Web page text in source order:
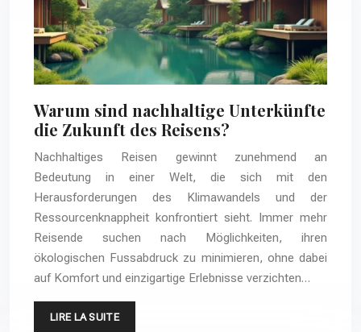
Warum sind nachhaltige Unterkünfte
die Zukunft des Reisens?
Nachhaltiges Reisen gewinnt zunehmend an
Bedeutung in einer Welt, die sich mit den
Herausforderungen des Klimawandels und der
Ressourcenknappheit konfrontiert sieht. Immer mehr
Reisende suchen nach Möglichkeiten, ihren
ökologischen Fussabdruck zu minimieren, ohne dabei
auf Komfort und einzigartige Erlebnisse verzichten…
LIRE LA SUITE